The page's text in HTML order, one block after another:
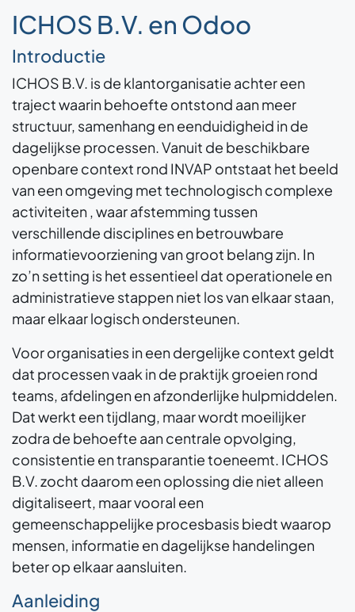
ICHOS B.V. en Odoo
Introductie
ICHOS B.V. is de klantorganisatie achter een
traject waarin behoefte ontstond aan meer
structuur, samenhang en eenduidigheid in de
dagelijkse processen. Vanuit de beschikbare
openbare context rond INVAP ontstaat het beeld
van een omgeving met technologisch complexe
activiteiten , waar afstemming tussen
verschillende disciplines en betrouwbare
informatievoorziening van groot belang zijn. In
zo’n setting is het essentieel dat operationele en
administratieve stappen niet los van elkaar staan,
maar elkaar logisch ondersteunen.
Voor organisaties in een dergelijke context geldt
dat processen vaak in de praktijk groeien rond
teams, afdelingen en afzonderlijke hulpmiddelen.
Dat werkt een tijdlang, maar wordt moeilijker
zodra de behoefte aan centrale opvolging,
consistentie en transparantie toeneemt. ICHOS
B.V. zocht daarom een oplossing die niet alleen
digitaliseert, maar vooral een
gemeenschappelijke procesbasis biedt waarop
mensen, informatie en dagelijkse handelingen
beter op elkaar aansluiten.
Aanleiding